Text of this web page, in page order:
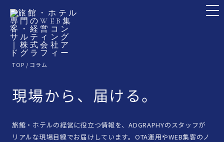
TOP / コラム
現場から、届ける。
旅館・ホテルの経営に役立つ情報を、ADGRAPHYのスタッフが
リアルな現場目線でお届けしています。OTA運用やWEB集客のノ